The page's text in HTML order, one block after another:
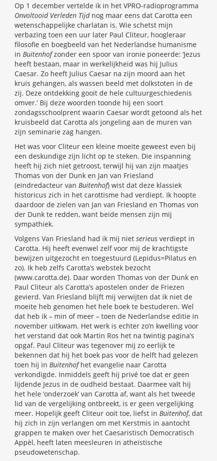
Op 1 december vertelde ik in het VPRO-radioprogramma
Onvoltooid Verleden Tijdnog maar eens dat Carotta een
wetenschappelijke charlatan is. Wie schetst mijn
verbazing toen een uur later Paul Cliteur, hoogleraar
filosofie en boegbeeld van het Nederlandse humanisme
in Buitenhofzonder een spoor van ironie poneerde: ‘Jezus
heeft bestaan, maar in werkelijkheid was hij Julius
Caesar. Zo heeft Julius Caesar na zijn moord aan het
kruis gehangen, als wassen beeld met dolkstoten in de
zij. Deze ontdekking gooit de hele cultuurgeschiedenis
omver.’ Bij deze woorden toonde hij een soort
zondagsschoolprent waarin Caesar wordt getoond als het
kruisbeeld dat Carotta als jongeling aan de muren van
zijn seminarie zag hangen.
Het was voor Cliteur een kleine moeite geweest even bij
een deskundige zijn licht op te steken. Die inspanning
heeft hij zich niet getroost, terwijl hij van zijn maatjes
Thomas von der Dunk en Jan van Friesland
(eindredacteur van Buitenhof) wist dat deze klassiek
historicus zich in het carottisme had verdiept. Ik hoopte
daardoor de zielen van Jan van Friesland en Thomas von
der Dunk te redden, want beide mensen zijn mij
sympathiek.
Volgens Van Friesland had ik mij niet serieus verdiept in
Carotta. Hij heeft evenwel zelf voor mij de krachtigste
bewijzen uitgezocht en toegestuurd (Lepidus=Pilatus en
zo). Ik heb zelfs Carotta’s webstek bezocht
(www.carotta.de). Daar worden Thomas von der Dunk en
Paul Cliteur als Carotta’s apostelen onder de Friezen
gevierd. Van Friesland blijft mij verwijten dat ik niet de
moeite heb genomen het hele boek te bestuderen. Wel
dat heb ik – min of meer – toen de Nederlandse editie in
november uitkwam. Het werk is echter zo’n kwelling voor
het verstand dat ook Martin Ros het na twintig pagina’s
opgaf. Paul Cliteur was tegenover mij zo eerlijk te
bekennen dat hij het boek pas voor de helft had gelezen
toen hij in Buitenhofhet evangelie naar Carotta
verkondigde. Inmiddels geeft hij privé toe dat er geen
lijdende Jezus in de oudheid bestaat. Daarmee valt hij
het hele ‘onderzoek’ van Carotta af, want als het tweede
lid van de vergelijking ontbreekt, is er geen vergelijking
meer. Hopelijk geeft Cliteur ooit toe, liefst in Buitenhof, dat
hij zich in zijn verlangen om met Kerstmis in aantocht
grappen te maken over het Caesaristisch Democratisch
Appèl, heeft laten meesleuren in atheïstische
pseudowetenschap.